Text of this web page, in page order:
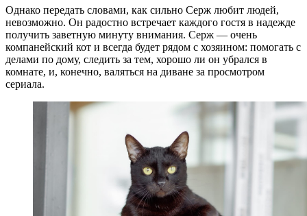
Однако передать словами, как сильно Серж любит людей,
невозможно. Он радостно встречает каждого гостя в надежде
получить заветную минуту внимания. Серж — очень
компанейский кот и всегда будет рядом с хозяином: помогать с
делами по дому, следить за тем, хорошо ли он убрался в
комнате, и, конечно, валяться на диване за просмотром
сериала.